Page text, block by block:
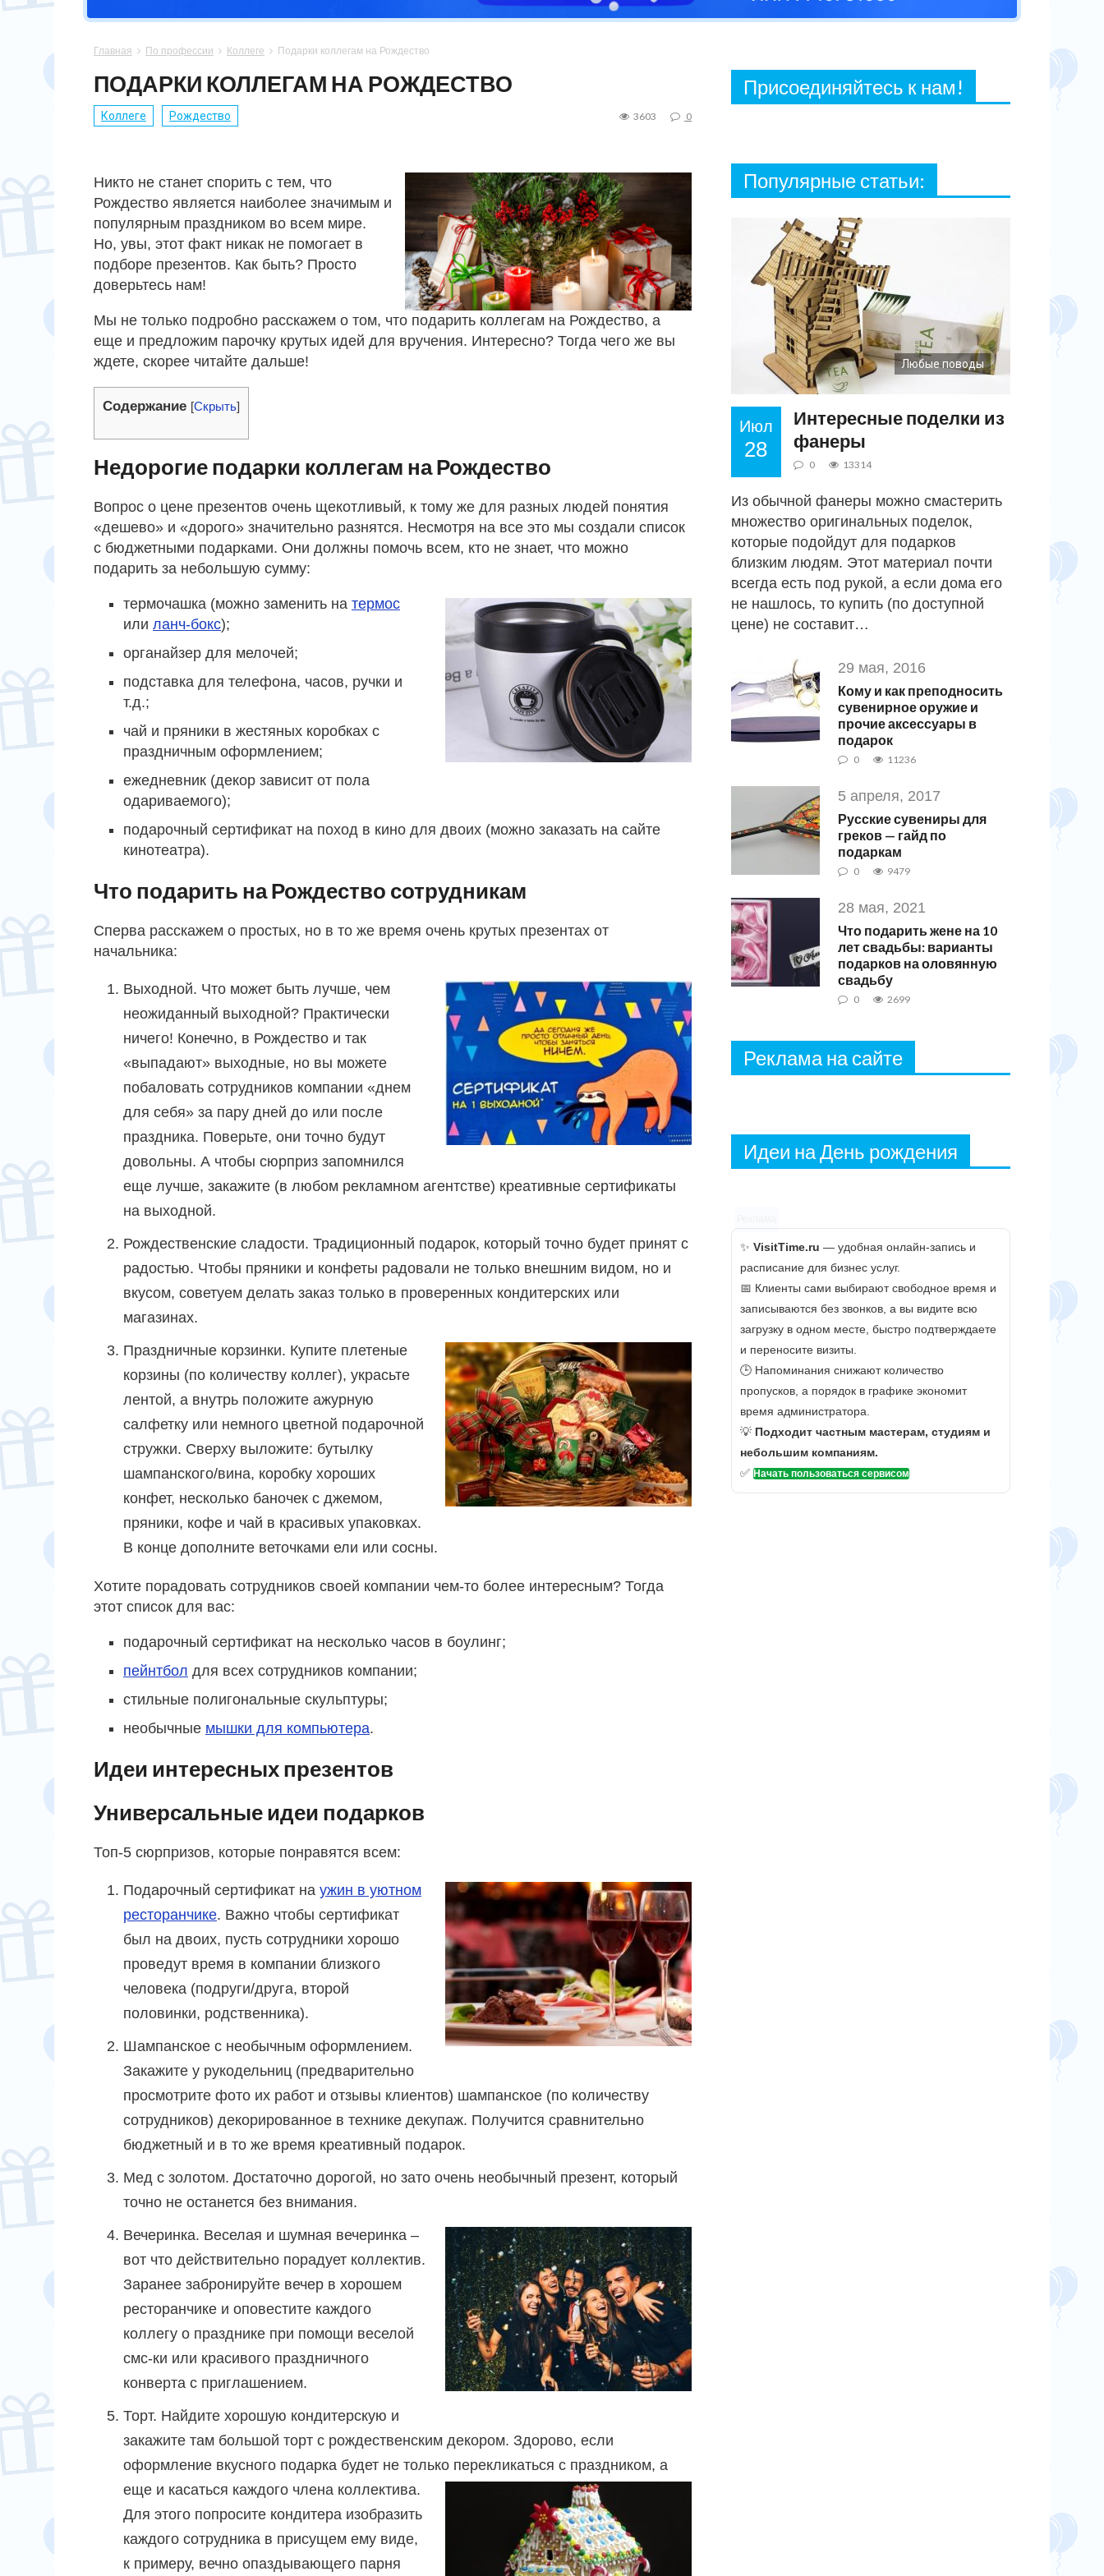
СПОРТСМЕНУ
27 ФЕВРАЛЯ, 2021
МАМЕ
ПОДРУГЕ
ПАПЕ
СЫНУ
ПАСХА
ЮБИЛЕЙ
Главная  По профессии  Коллеге  Подарки коллегам на Рождество
ПОДАРКИ КОЛЛЕГАМ НА РОЖДЕСТВО
Коллеге Рождество 3603 0
Никто не станет спорить с тем, что
Рождество является наиболее значимым и
популярным праздником во всем мире.
Но, увы, этот факт никак не помогает в
подборе презентов. Как быть? Просто
доверьтесь нам!
Мы не только подробно расскажем о том, что подарить коллегам на Рождество, а
еще и предложим парочку крутых идей для вручения. Интересно? Тогда чего же вы
ждете, скорее читайте дальше!
Содержание [Скрыть]
Недорогие подарки коллегам на Рождество
Вопрос о цене презентов очень щекотливый, к тому же для разных людей понятия
«дешево» и «дорого» значительно разнятся. Несмотря на все это мы создали список
с бюджетными подарками. Они должны помочь всем, кто не знает, что можно
подарить за небольшую сумму:
термочашка (можно заменить на термос
или ланч-бокс);
органайзер для мелочей;
подставка для телефона, часов, ручки и
т.д.;
чай и пряники в жестяных коробках с
праздничным оформлением;
ежедневник (декор зависит от пола
одариваемого);
подарочный сертификат на поход в кино для двоих (можно заказать на сайте
кинотеатра).
Что подарить на Рождество сотрудникам
Сперва расскажем о простых, но в то же время очень крутых презентах от
начальника:
Выходной. Что может быть лучше, чем
неожиданный выходной? Практически
ничего! Конечно, в Рождество и так
«выпадают» выходные, но вы можете
побаловать сотрудников компании «днем
для себя» за пару дней до или после
праздника. Поверьте, они точно будут
довольны. А чтобы сюрприз запомнился
еще лучше, закажите (в любом рекламном агентстве) креативные сертификаты
на выходной.
Рождественские сладости. Традиционный подарок, который точно будет принят с
радостью. Чтобы пряники и конфеты радовали не только внешним видом, но и
вкусом, советуем делать заказ только в проверенных кондитерских или
магазинах.
Праздничные корзинки. Купите плетеные
корзины (по количеству коллег), украсьте
лентой, а внутрь положите ажурную
салфетку или немного цветной подарочной
стружки. Сверху выложите: бутылку
шампанского/вина, коробку хороших
конфет, несколько баночек с джемом,
пряники, кофе и чай в красивых упаковках.
В конце дополните веточками ели или сосны.
Хотите порадовать сотрудников своей компании чем-то более интересным? Тогда
этот список для вас:
подарочный сертификат на несколько часов в боулинг;
пейнтбол для всех сотрудников компании;
стильные полигональные скульптуры;
необычные мышки для компьютера.
Идеи интересных презентов
Универсальные идеи подарков
Топ-5 сюрпризов, которые понравятся всем:
Подарочный сертификат на ужин в уютном
ресторанчике. Важно чтобы сертификат
был на двоих, пусть сотрудники хорошо
проведут время в компании близкого
человека (подруги/друга, второй
половинки, родственника).
Шампанское с необычным оформлением.
Закажите у рукодельниц (предварительно
просмотрите фото их работ и отзывы клиентов) шампанское (по количеству
сотрудников) декорированное в технике декупаж. Получится сравнительно
бюджетный и в то же время креативный подарок.
Мед с золотом. Достаточно дорогой, но зато очень необычный презент, который
точно не останется без внимания.
Вечеринка. Веселая и шумная вечеринка –
вот что действительно порадует коллектив.
Заранее забронируйте вечер в хорошем
ресторанчике и оповестите каждого
коллегу о празднике при помощи веселой
смс-ки или красивого праздничного
конверта с приглашением.
Торт. Найдите хорошую кондитерскую и
закажите там большой торт с рождественским декором. Здорово, если
оформление вкусного подарка будет не только перекликаться с праздником, а
еще и касаться каждого члена коллектива.
Для этого попросите кондитера изобразить
каждого сотрудника в присущем ему виде,
к примеру, вечно опаздывающего парня
Присоединяйтесь к нам!
Популярные статьи:
Любые поводы
Июл
28
Интересные поделки из
фанеры
0 13314
Из обычной фанеры можно смастерить
множество оригинальных поделок,
которые подойдут для подарков
близким людям. Этот материал почти
всегда есть под рукой, а если дома его
не нашлось, то купить (по доступной
цене) не составит…
29 мая, 2016
Кому и как преподносить
сувенирное оружие и
прочие аксессуары в
подарок
0 11236
5 апреля, 2017
Русские сувениры для
греков — гайд по
подаркам
0 9479
28 мая, 2021
Что подарить жене на 10
лет свадьбы: варианты
подарков на оловянную
свадьбу
0 2699
Реклама на сайте
Идеи на День рождения
✨ VisitTime.ru — удобная онлайн-запись и
расписание для бизнес услуг.
📅 Клиенты сами выбирают свободное время и
записываются без звонков, а вы видите всю
загрузку в одном месте, быстро подтверждаете
и переносите визиты.
🕒 Напоминания снижают количество
пропусков, а порядок в графике экономит
время администратора.
💡 Подходит частным мастерам, студиям и
небольшим компаниям.
✅ Начать пользоваться сервисом